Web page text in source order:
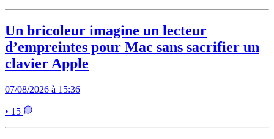
Un bricoleur imagine un lecteur
d’empreintes pour Mac sans sacrifier un
clavier Apple
07/08/2026 à 15:36
• 15